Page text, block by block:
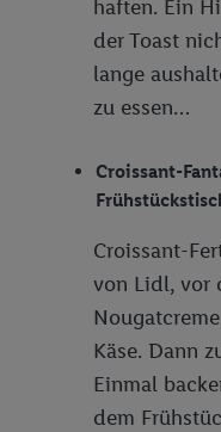
haften. Ein
der Toast
lange
zu essen…
Croissant-
Croissant-
von Lidl, vor
Käse. Dann
Einmal
dem